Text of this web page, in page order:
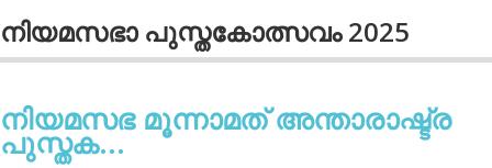
നിയമസഭാ പുസ്തകോത്സവം 2025
നിയമസഭ മൂന്നാമത് അന്താരാഷ്ട്ര
പുസ്തക...